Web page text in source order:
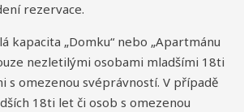
rezervace.
kapacita „Domku“ nebo „Apartmánu
nezletilými osobami mladšími 18ti
s omezenou svéprávností. V případě
18ti let či osob s omezenou